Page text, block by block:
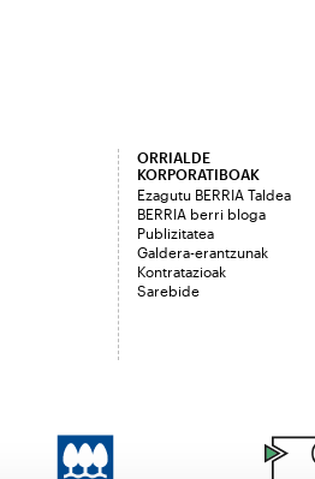
ORRIALDE
KORPORATIBOAK
Ezagutu BERRIA Taldea
BERRIA berri bloga
Publizitatea
Galdera-erantzunak
Kontratazioak
Sarebide